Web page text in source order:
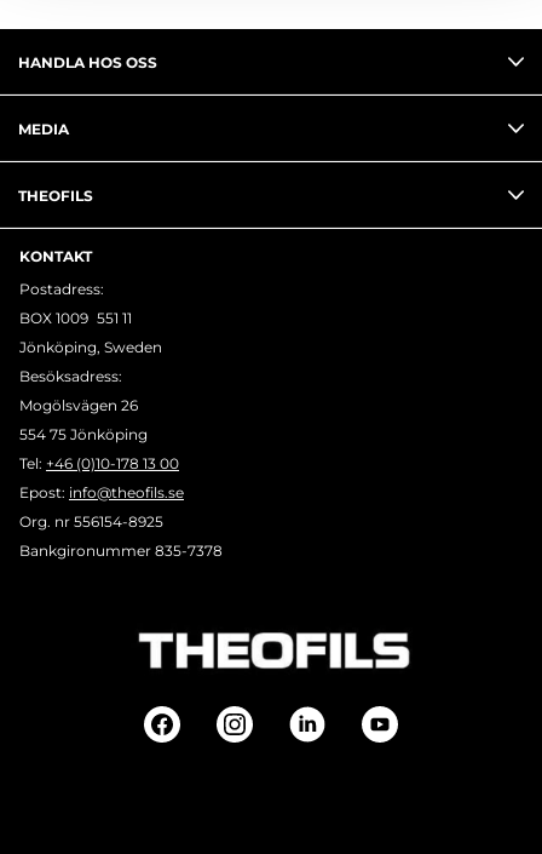
HANDLA HOS OSS
MEDIA
THEOFILS
KONTAKT
Postadress:
BOX 1009 551 11
Jönköping, Sweden
Besöksadress:
Mogölsvägen 26
554 75 Jönköping
Tel: +46 (0)10-178 13 00
Epost: info@theofils.se
Org. nr 556154-8925
Bankgironummer 835-7378